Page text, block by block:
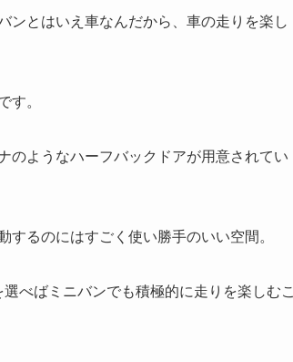
ンとはいえ車なんだから、車の走りを楽し
す。
のようなハーフバックドアが用意されてい
るのにはすごく使い勝手のいい空間。
べばミニバンでも積極的に走りを楽しむこ